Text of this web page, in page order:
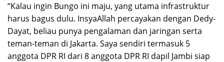
“Kalau ingin Bungo ini maju, yang utama infrastruktur
harus bagus dulu. InsyaAllah percayakan dengan Dedy-
Dayat, beliau punya pengalaman dan jaringan serta
teman-teman di Jakarta. Saya sendiri termasuk 5
anggota DPR RI dari 8 anggota DPR RI dapil Jambi siap